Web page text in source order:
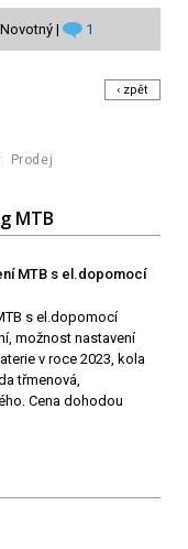
| 1
‹ zpět
Prodej
MTB
MTB s el.dopomocí
s el.dopomocí
možnost nastavení
v roce 2023, kola
třmenová,
Cena dohodou